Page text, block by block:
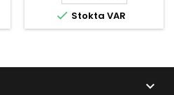
 Stokta VAR
